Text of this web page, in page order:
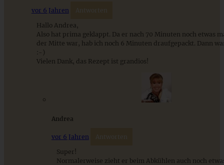
ZUM BEITRAG
vor 6 Jahren Antworten
Hallo Andrea,
Also hat prima geklappt. Da er nach 70 Minuten noch etwas
der Mitte war, hab ich noch 6 Minuten draufgepackt. Dann
:-)
Vielen Dank, das Rezept ist grandios!
Andrea
vor 6 Jahren Antworten
Super!
Normalerweise zieht er beim Abkühlen auch noch